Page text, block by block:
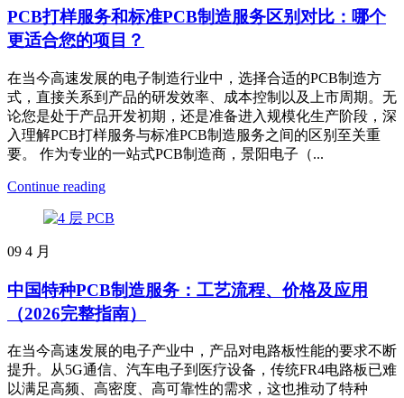
PCB打样服务和标准PCB制造服务区别对比：哪个
更适合您的项目？
在当今高速发展的电子制造行业中，选择合适的PCB制造方
式，直接关系到产品的研发效率、成本控制以及上市周期。无
论您是处于产品开发初期，还是准备进入规模化生产阶段，深
入理解PCB打样服务与标准PCB制造服务之间的区别至关重
要。 作为专业的一站式PCB制造商，景阳电子（...
Continue reading
09 4 月
中国特种PCB制造服务：工艺流程、价格及应用
（2026完整指南）
在当今高速发展的电子产业中，产品对电路板性能的要求不断
提升。从5G通信、汽车电子到医疗设备，传统FR4电路板已难
以满足高频、高密度、高可靠性的需求，这也推动了特种